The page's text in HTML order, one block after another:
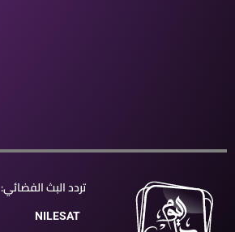
تردد البث الفضائي:
NILESAT